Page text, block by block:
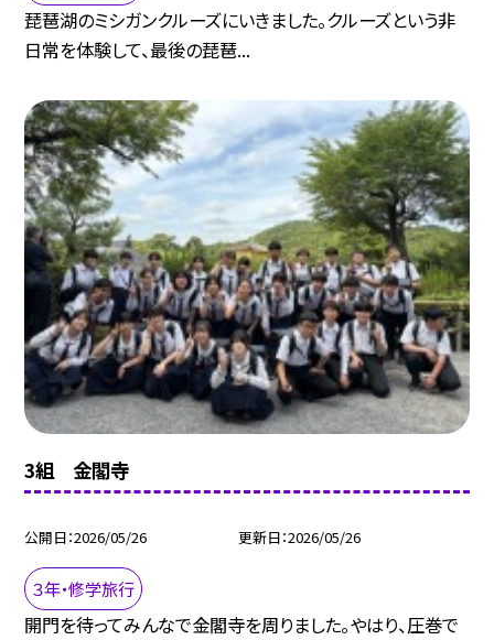
琵琶湖のミシガンクルーズにいきました。クルーズという非
日常を体験して、最後の琵琶...
3組 金閣寺
公開日 2026/05/26 更新日 2026/05/26
３年・修学旅行
開門を待ってみんなで金閣寺を周りました。やはり、圧巻で